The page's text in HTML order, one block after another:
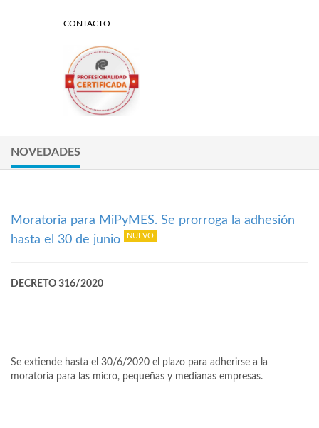
CONTACTO
NOVEDADES
Moratoria para MiPyMES. Se prorroga la adhesión
hasta el 30 de junio
DECRETO 316/2020
Se extiende hasta el 30/6/2020 el plazo para adherirse a la
moratoria para las micro, pequeñas y medianas empresas.